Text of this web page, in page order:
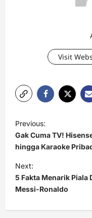
Visit
o
s
t
n
a
v
Previous:
Gak Cuma TV!
hingga Karaoke
Next:
5 Fakta Menarik
Messi-Ronaldo